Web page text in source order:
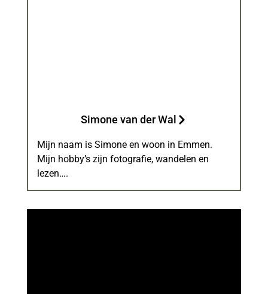
Simone van der Wal
Mijn naam is Simone en woon in Emmen.
Mijn hobby’s zijn fotografie, wandelen en
lezen….